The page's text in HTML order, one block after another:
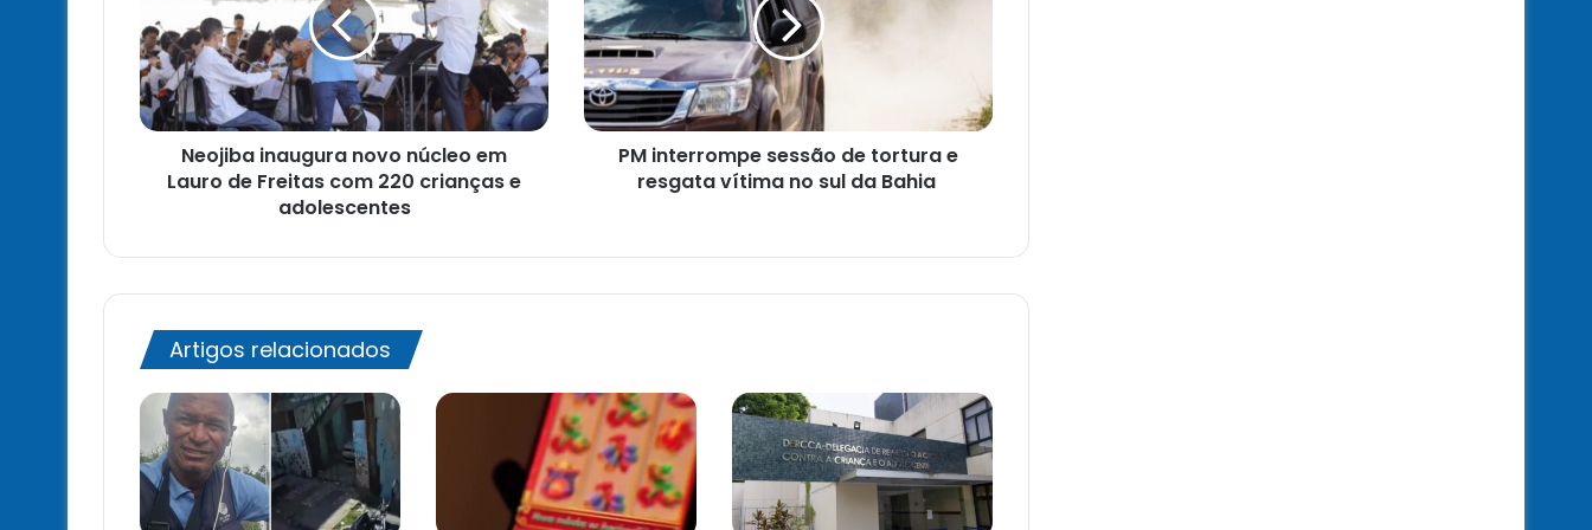
em
Lauro
de
Freitas
com
crianças
Neojiba inaugura novo núcleo em
Lauro de Freitas com 220 crianças e
adolescentes
tortura
e
resgata
vítima
no
PM interrompe sessão de tortura e
resgata vítima no sul da Bahia
Artigos relacionados